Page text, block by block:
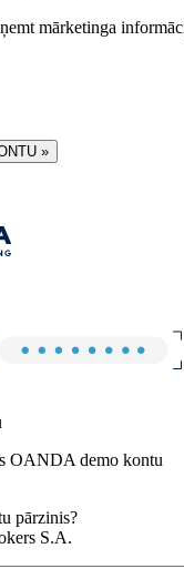
mārketinga
»
OANDA demo kontu
pārzinis?
S.A.